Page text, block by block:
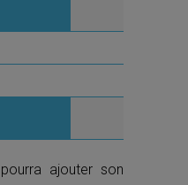
ajouter son